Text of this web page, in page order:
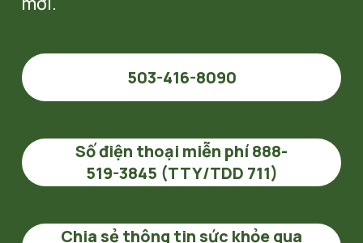
503-416-8090
Số điện thoại miễn phí 888-
519-3845 (TTY/TDD 711)
Chia sẻ thông tin sức khỏe qua